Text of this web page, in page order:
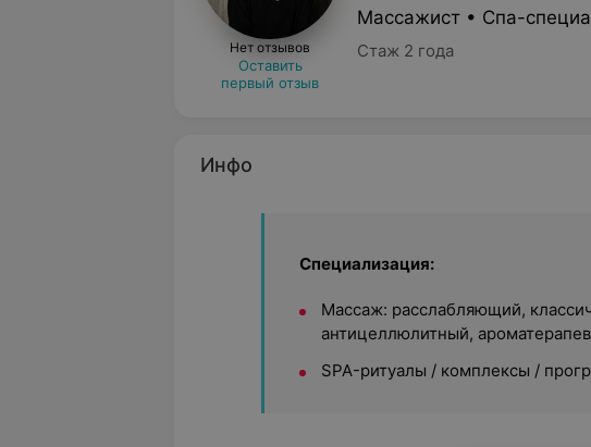
Нет отзывов
Оставить
первый отзыв
Массажист • Спа-
Стаж 2 года
Инфо
Специализация:
Массаж: расслабляющий,
антицеллюлитный,
SPA-ритуалы / комплексы /